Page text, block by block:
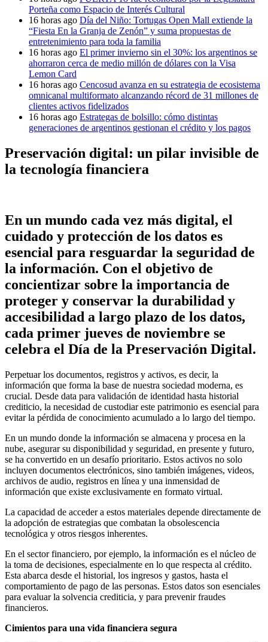
Porteña como Espacio de Interés Cultural
16 horas ago Día del Niño: Tortugas Open Mall extiende la
“Fiesta En la Granja de Zenón” y suma propuestas de
entretenimiento para toda la familia
16 horas ago El primer invierno sin el 30%: los argentinos se
ahorraron cerca de medio millón de dólares con la Visa
Lemon Card
16 horas ago Cencosud avanza en su estrategia de ecosistema
omnicanal multiformato alcanzando récord de 31 millones de
clientes activos fidelizados
16 horas ago Estrategas de bolsillo: cómo distintas
generaciones de argentinos gestionan el crédito y los pagos
Preservación digital: un pilar invisible de
la tecnología financiera
En un mundo cada vez más digital, el
cuidado y protección de los datos es
esencial para resguardar la seguridad de
la información. Con el objetivo de
concientizar sobre la importancia de
proteger y conservar la durabilidad y
accesibilidad a largo plazo de los datos,
cada primer jueves de noviembre se
celebra el Día de la Preservación Digital.
Perpetuar los documentos, registros y activos, es decir, la
información que forma la base de nuestra sociedad moderna, es
crucial. Desde data para validación de identidad hasta historial
crediticio, la necesidad de custodiar este patrimonio es esencial para
evitar la pérdida de conocimiento acumulado a lo largo del tiempo.
En un mundo donde la información se almacena y procesa en la
nube, asegurar su disponibilidad y seguridad, en presente y futuro,
se ha convertido en un desafío prioritario. Estos activos no solo
incluyen documentos electrónicos, sino también imágenes, videos,
archivos de audio, registros en línea y una inmensidad de
información que existe exclusivamente en formato virtual.
La capacidad de acceder a estos materiales depende directamente de
la adopción de estrategias que combatan la obsolescencia
tecnológica y otros riesgos inherentes.
En el sector financiero, por ejemplo, la información es el núcleo de
la toma de decisiones, especialmente en lo que respecta al crédito.
Esta abarca desde el historial, los ingresos y gastos, hasta el
comportamiento de pago de las personas. Estos datos son esenciales
para evaluar la solvencia crediticia, y para prevenir fraudes
financieros.
Cimientos para una vida financiera segura